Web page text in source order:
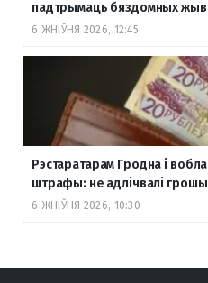
падтрымаць бяздомных
6 ЖНІЎНЯ 2026, 12:45
Рэстаратарам Гродна і
штрафы: не адлічвалі
6 ЖНІЎНЯ 2026, 10:30